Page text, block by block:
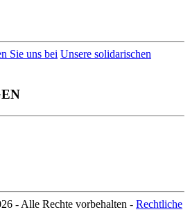
Sie uns bei Unsere solidarischen
- Alle Rechte vorbehalten - Rechtliche